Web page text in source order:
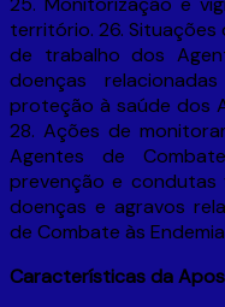
território. 26.
de trabalho dos
doenças
proteção à saúde dos
28. Ações de
Agentes de
prevenção e
doenças e agravos
de Combate às
Características da